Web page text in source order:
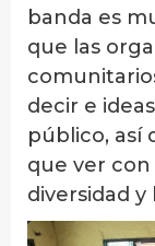
banda es
que las
decir e
público, así
que ver con
diversidad y